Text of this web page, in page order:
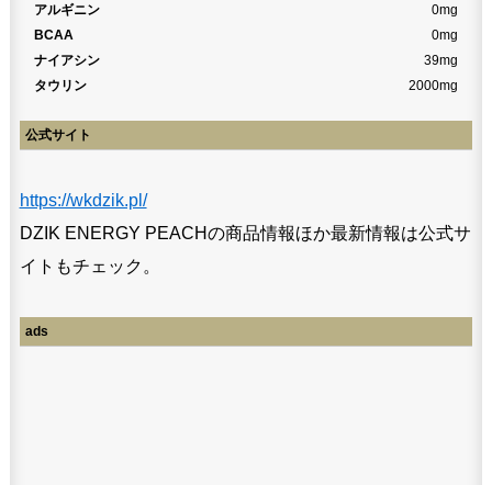
アルギニン
0mg
BCAA
0mg
ナイアシン
39mg
タウリン
2000mg
公式サイト
https://wkdzik.pl/
DZIK ENERGY PEACHの商品情報ほか最新情報は公式サ
イトもチェック。
ads